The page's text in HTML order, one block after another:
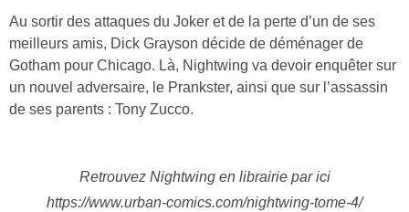
Au sortir des attaques du Joker et de la perte d’un de ses
meilleurs amis, Dick Grayson décide de déménager de
Gotham pour Chicago. Là, Nightwing va devoir enquêter sur
un nouvel adversaire, le Prankster, ainsi que sur l’assassin
de ses parents : Tony Zucco.
Retrouvez Nightwing en librairie par ici
https://www.urban-comics.com/nightwing-tome-4/